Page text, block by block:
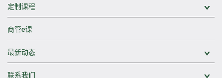
定制课程
商管e课
最新动态
联系我们